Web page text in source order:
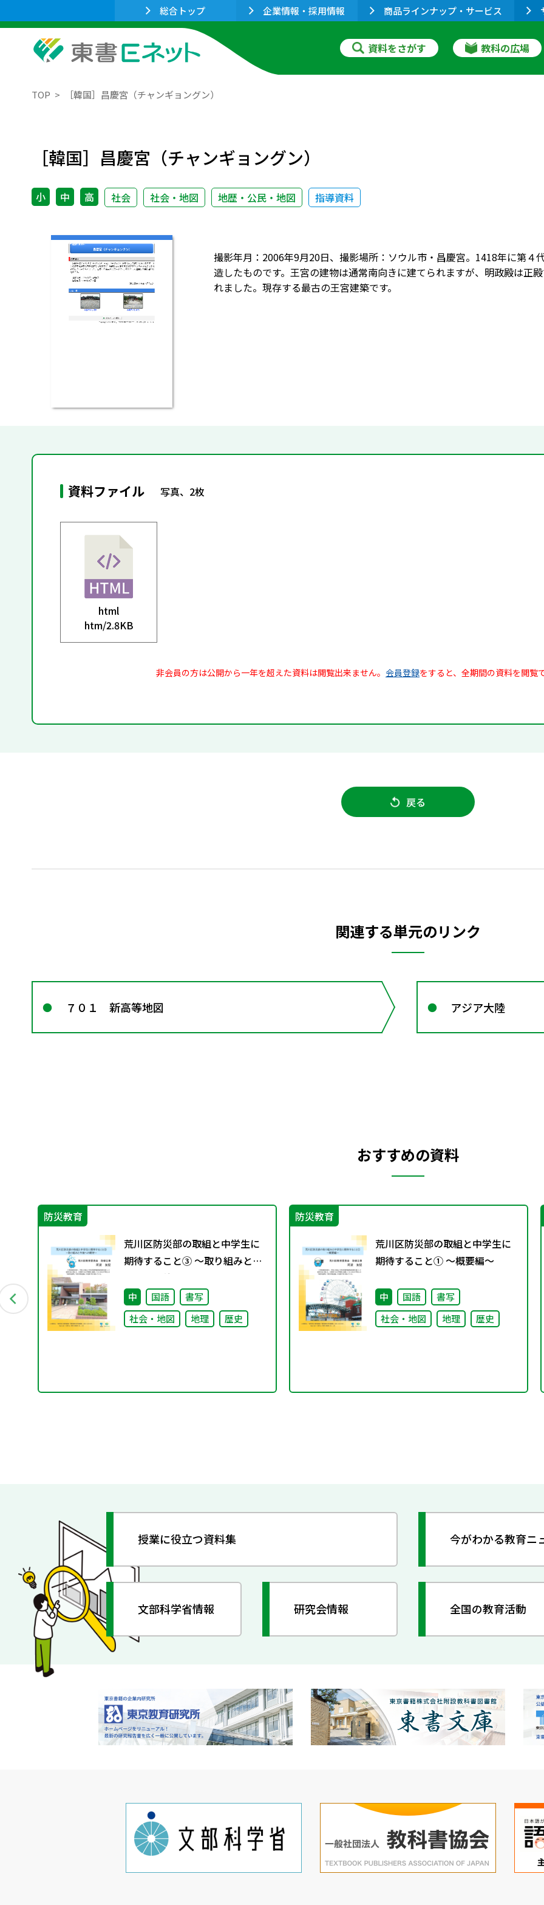
総合トップ 企業情報・採用情報 商品ラインナップ・サービス
資料をさがす 教科の広場
TOP ［韓国］昌慶宮（チャンギョングン）
［韓国］昌慶宮（チャンギョングン）
小 中 高 社会 社会・地図 地歴・公民・地図 指導資料
撮影年月：2006年9月20日、撮影場所：ソウル市・昌慶宮。1418年に第
造したものです。王宮の建物は通常南向きに建てられますが、明政殿は正
れました。現存する最古の王宮建築です。
資料ファイル 写真、2枚
html
htm/2.8KB
非会員の方は公開から一年を超えた資料は閲覧出来ません。 会員登録をすると、全期間の資料を閲覧
戻る
関連する単元のリンク
７０１ 新高等地図 アジア大陸
おすすめの資料
防災教育
荒川区防災部の取組と中学生に
期待すること③ ～取り組みと今
後への期待～
中 国語
書写
社会・地図
地理 歴史
防災教育
荒川区防災部の取組と中学生に
期待すること① ～概要編～
中 国語
書写
社会・地図
地理 歴史
授業に役立つ資料集 今がわかる教育ニ
文部科学省情報 研究会情報 全国の教育活動